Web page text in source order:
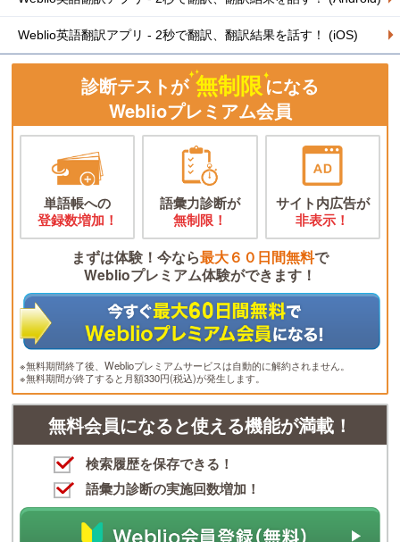
Weblio英語翻訳アプリ - 2秒で翻訳、翻訳結果を話す！ (iOS)
診断テストが 無制限になる
Weblioプレミアム会員
単語帳への
登録数増加！
語彙力診断が
無制限！
サイト内広告が
非表示！
まずは体験！今なら最大６０日間無料で
Weblioプレミアム体験ができます！
※無料期間終了後、Weblioプレミアムサービスは自動的に解約されません。
※無料期間が終了すると月額330円(税込)が発生します。
無料会員になると使える機能が満載！
検索履歴を保存できる！
語彙力診断の実施回数増加！